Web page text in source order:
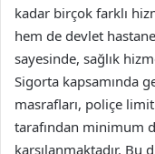
kadar birçok farklı
hem de devlet
sayesinde, sağlık
Sigorta kapsamında
masrafları, poliçe
tarafından minimum
karşılanmaktadır.